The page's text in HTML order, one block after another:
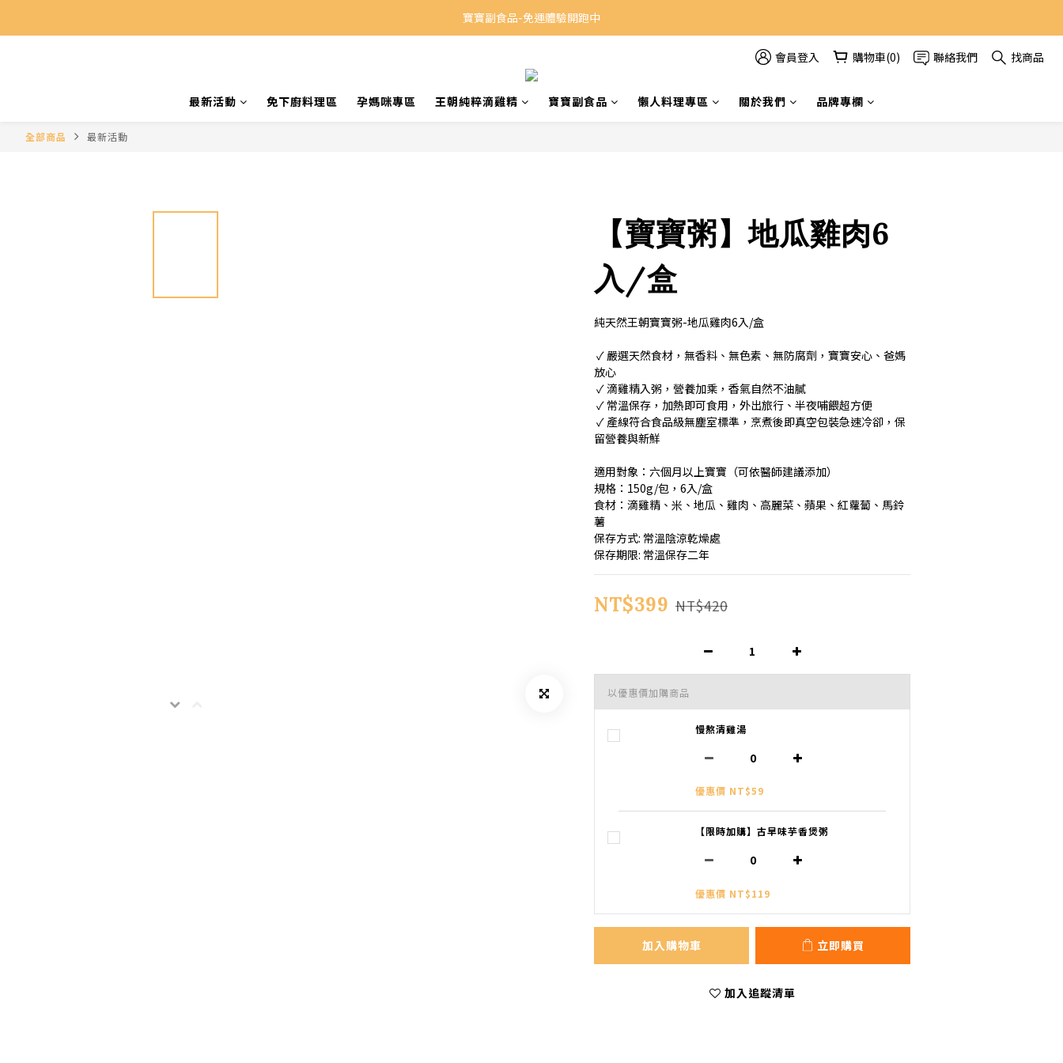
寶寶副食品-免運體驗開跑中
會員登入 購物車(0) 聯絡我們 找商品
最新活動 免下廚料理區 孕媽咪專區 王朝純粹滴雞精 寶寶副食品 懶人料理專區 關於我們 品牌專欄
全部商品 最新活動
【寶寶粥】地瓜雞肉6
入/盒
純天然王朝寶寶粥-地瓜雞肉6入/盒
放心
✓ 滴雞精入粥，營養加乘，香氣自然不油膩
✓ 常溫保存，加熱即可食用，外出旅行、半夜哺餵超方便
留營養與新鮮
適用對象：六個月以上寶寶（可依醫師建議添加）
規格：150g/包，6入/盒
食材：滴雞精、米、地瓜、雞肉、高麗菜、蘋果、紅蘿蔔、馬鈴
薯
保存方式: 常溫陰涼乾燥處
保存期限: 常溫保存二年
NT$399 NT$420
以優惠價加購商品
慢熬清雞湯
優惠價 NT$59
【限時加購】古早味芋香煲粥
優惠價 NT$119
加入購物車 立即購買
加入追蹤清單
立即購買